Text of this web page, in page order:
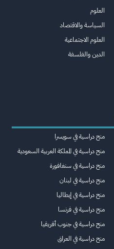
العلوم
السياسة والاقتصاد
العلوم الاجتماعية
الدين والفلسفة
منح دراسية في سويسرا
منح دراسية في المملكة العربية السعودية
منح دراسية في سنغافورة
منح دراسية في لبنان
منح دراسية في إيطاليا
منح دراسية في فرنسا
منح دراسية في جنوب أفريقيا
منح دراسية في العراق